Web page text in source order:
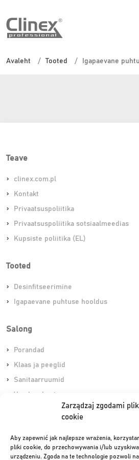
Zarządzaj zgodami
cookie
Aby zapewnić jak najlepsze wrażenia,
pliki cookie, do przechowywania i/lub
urządzeniu. Zgoda na te technologie pozwoli
Igapaevane puhtuse
Avaleht Tooted Igapaevane
Teave
clinex.com.pl
Kontakt
Privaatsuspoliitika
Privaatsuspoliitika sotsiaalmeedias
Kupsiste poliitika (EL)
Tooted
Desinfitseerimine
Igapaevane puhtuse hooldus
Salong
Porandad
Klaas ja peeglid
Sanitaarruumid
Varskendamine
Ilusalongi tsoon
Juuksuri- ja barberisalongi tsoon